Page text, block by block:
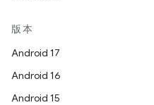
版本
Android 17
Android 16
Android 15